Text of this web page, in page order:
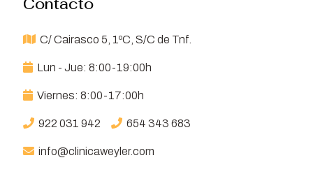
C/ Cairasco 5, 1ºC, S/C de Tnf.
Lun - Jue: 8:00-19:00h
Viernes: 8:00-17:00h
922 031 942 654 343 683
info@clinicaweyler.com